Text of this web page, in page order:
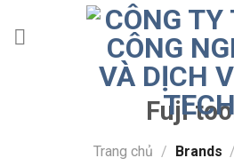
Fuji
Trang chủ / Brands /